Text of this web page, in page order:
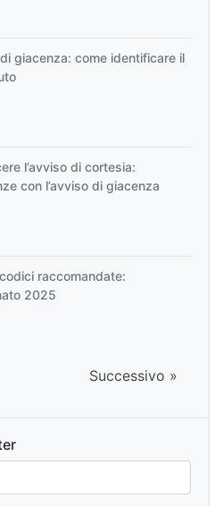
con l’avviso di giacenza
2025
Successivo »